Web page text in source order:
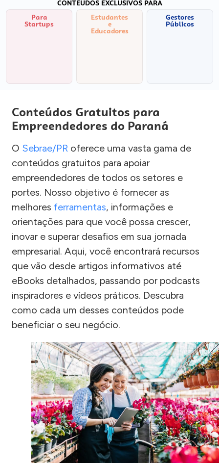
CONTEÚDOS EXCLUSIVOS PARA
Para
Startups
Estudantes
e
Educadores
Gestores
Públicos
Conteúdos Gratuitos para
Empreendedores do Paraná
O Sebrae/PR oferece uma vasta gama de
conteúdos gratuitos para apoiar
empreendedores de todos os setores e
portes. Nosso objetivo é fornecer as
melhores ferramentas, informações e
orientações para que você possa crescer,
inovar e superar desafios em sua jornada
empresarial. Aqui, você encontrará recursos
que vão desde artigos informativos até
eBooks detalhados, passando por podcasts
inspiradores e vídeos práticos. Descubra
como cada um desses conteúdos pode
beneficiar o seu negócio.